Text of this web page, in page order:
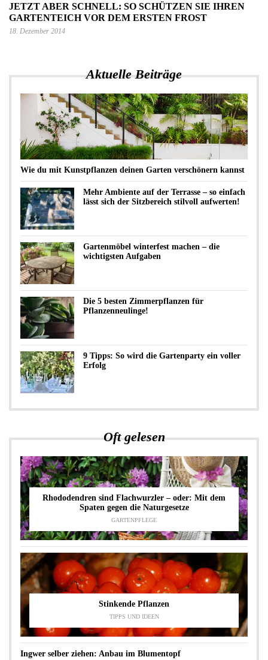
JETZT ABER SCHNELL: SO SCHÜTZEN SIE IHREN
GARTENTEICH VOR DEM ERSTEN FROST
18. Dezember 2014
Aktuelle Beiträge
Wie du mit Kunstpflanzen deinen Garten verschönern kannst
Mehr Ambiente auf der Terrasse – so einfach
lässt sich der Sitzbereich stilvoll aufwerten!
Gartenmöbel winterfest machen – die
wichtigsten Aufgaben
Die 5 besten Zimmerpflanzen für
Pflanzenneulinge!
9 Tipps: So wird die Gartenparty ein voller
Erfolg
Oft gelesen
Rhododendren sind Flachwurzler – oder: Mit dem
Spaten gegen die Naturgesetze
GARTENPFLEGE
Stinkende Pflanzen
TIPPS UND IDEEN
Ingwer selber ziehen: Anbau im Blumentopf